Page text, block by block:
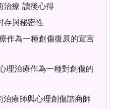
治療 讀後心得
存與秘密性
作為一種創傷復原的宣言
理治療作為一種對創傷的
療師與心理創傷諮商師